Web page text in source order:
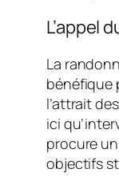
L’appel
La
bénéfique
l’attrait
ici
procure
objectifs